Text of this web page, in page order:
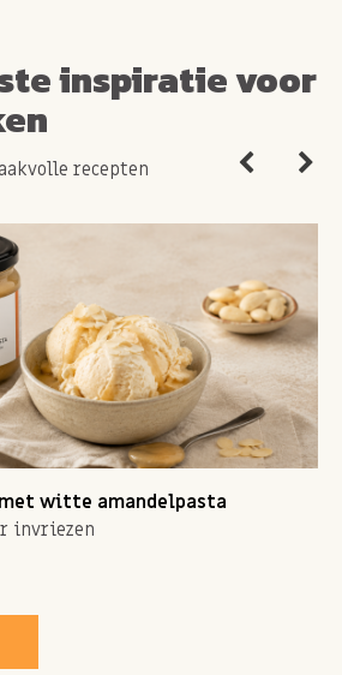
inspiratie voor
recepten
witte amandelpasta
invriezen